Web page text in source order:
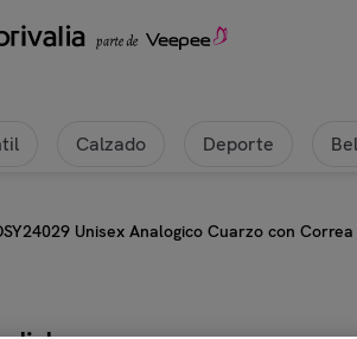
Calzado Deporte
Unisex Analogico Cuarzo con